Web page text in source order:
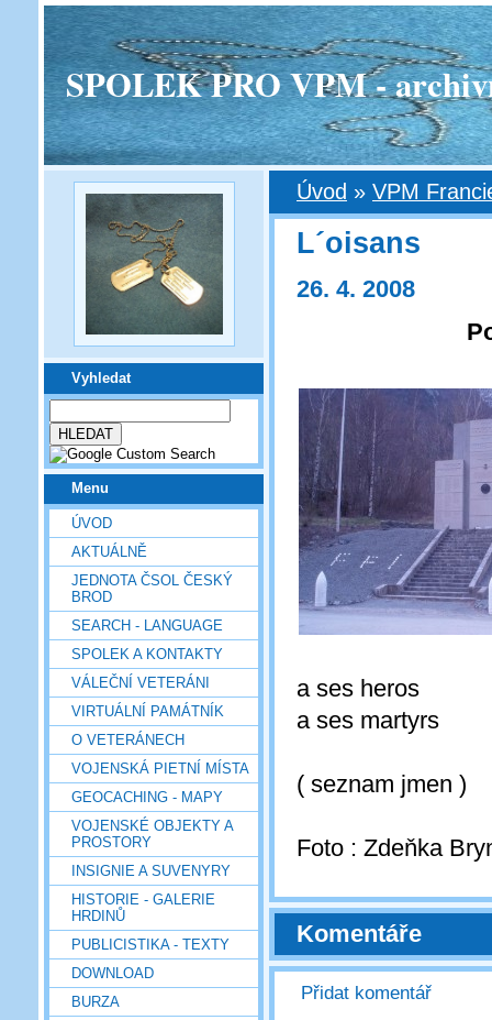
SPOLEK PRO VPM -
Vyhledat
Menu
ÚVOD
AKTUÁLNĚ
JEDNOTA ČSOL ČESKÝ
BROD
SEARCH - LANGUAGE
SPOLEK A KONTAKTY
VÁLEČNÍ VETERÁNI
VIRTUÁLNÍ PAMÁTNÍK
O VETERÁNECH
VOJENSKÁ PIETNÍ MÍSTA
GEOCACHING - MAPY
VOJENSKÉ OBJEKTY A
PROSTORY
INSIGNIE A SUVENYRY
HISTORIE - GALERIE
HRDINŮ
PUBLICISTIKA - TEXTY
DOWNLOAD
BURZA
Úvod » VPM
L´oisans
26. 4. 2008
a ses heros
a ses martyrs
( seznam jmen )
Foto : Zdeňka
Komentáře
Přidat komentář